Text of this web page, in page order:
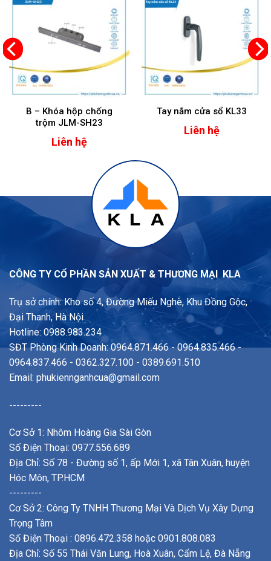
B – Khóa hộp chống
trộm JLM-SH23
Liên hệ
Tay nắm cửa sổ KL33
Liên hệ
CÔNG TY CỔ PHẦN SẢN XUẤT & THƯƠNG MẠI KLA
Trụ sở chính: Kho số 4, Đường Miếu Nghè, Khu Đồng Gộc,
Đại Thanh, Hà Nội
Hotline: 0988.983.234
SĐT Phòng Kinh Doanh: 0964.871.466 - 0964.835.466 -
0964.837.466 - 0362.327.100 - 0389.691.510
Email: phukiennganhcua@gmail.com
---------
Cơ Sở 1: Nhôm Hoàng Gia Sài Gòn
Số Điện Thoại: 0977.556.689
Địa Chỉ: Số 78 - Đường số 1, ấp Mới 1, xã Tân Xuân, huyện
Hóc Môn, TP.HCM
---------
Cơ Sở 2: Công Ty TNHH Thương Mại Và Dịch Vụ Xây Dựng
Trọng Tâm
Số Điện Thoại : 0896.472.358 hoặc 0901.808.083
Địa Chỉ: Số 55 Thái Văn Lung, Hoà Xuân, Cẩm Lệ, Đà Nẵng